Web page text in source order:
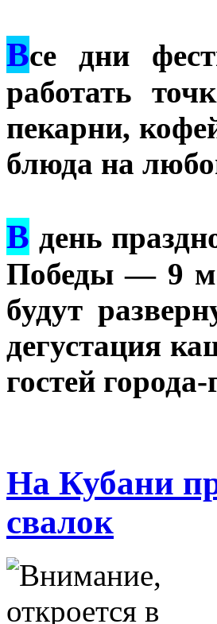
Все дни
работать
пекарни,
блюда на
В день
Победы — 9
будут
дегустация
гостей
На Кубани
свалок